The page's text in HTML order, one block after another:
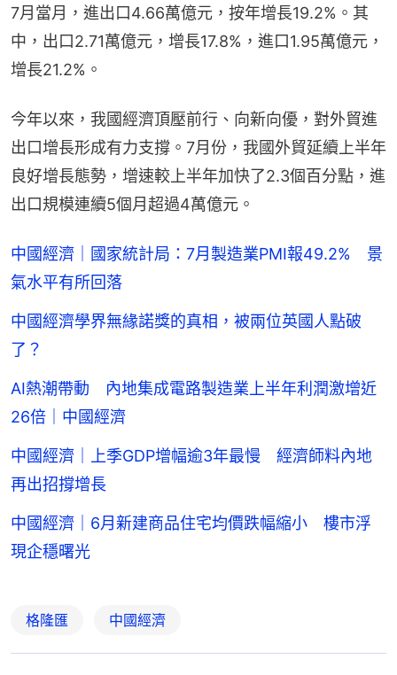
7月當月，進出口4.66萬億元，按年增長19.2%。其
中，出口2.71萬億元，增長17.8%，進口1.95萬億元，
增長21.2%。
今年以來，我國經濟頂壓前行、向新向優，對外貿進
出口增長形成有力支撐。7月份，我國外貿延續上半年
良好增長態勢，增速較上半年加快了2.3個百分點，進
出口規模連續5個月超過4萬億元。
中國經濟｜國家統計局：7月製造業PMI報49.2% 景
氣水平有所回落
中國經濟學界無緣諾獎的真相，被兩位英國人點破
了？
AI熱潮帶動 內地集成電路製造業上半年利潤激增近
26倍｜中國經濟
中國經濟｜上季GDP增幅逾3年最慢 經濟師料內地
再出招撐增長
中國經濟｜6月新建商品住宅均價跌幅縮小 樓市浮
現企穩曙光
格隆匯 中國經濟